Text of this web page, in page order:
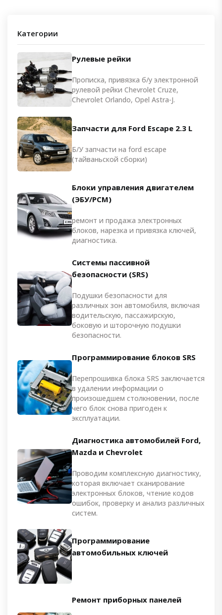
Категории
Рулевые рейки
Прописка, привязка б/у электронной
рулевой рейки Chevrolet Cruze,
Chevrolet Orlando, Opel Astra-J.
Запчасти для Ford Escape 2.3 L
Б/У запчасти на ford escape
(тайваньской сборки)
Блоки управления двигателем
(ЭБУ/PCM)
ремонт и продажа электронных
блоков, нарезка и привязка ключей,
диагностика.
Системы пассивной
безопасности (SRS)
Подушки безопасности для
различных зон автомобиля, включая
водительскую, пассажирскую,
боковую и шторочную подушки
безопасности.
Программирование блоков SRS
Перепрошивка блока SRS заключается
в удалении информации о
произошедшем столкновении, после
чего блок снова пригоден к
эксплуатации.
Диагностика автомобилей Ford,
Mazda и Chevrolet
Проводим комплексную диагностику,
которая включает сканирование
электронных блоков, чтение кодов
ошибок, проверку и анализ различных
систем.
Программирование
автомобильных ключей
Ремонт приборных панелей